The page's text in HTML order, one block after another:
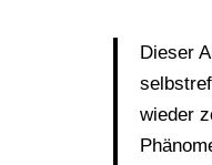
Dieser
wieder